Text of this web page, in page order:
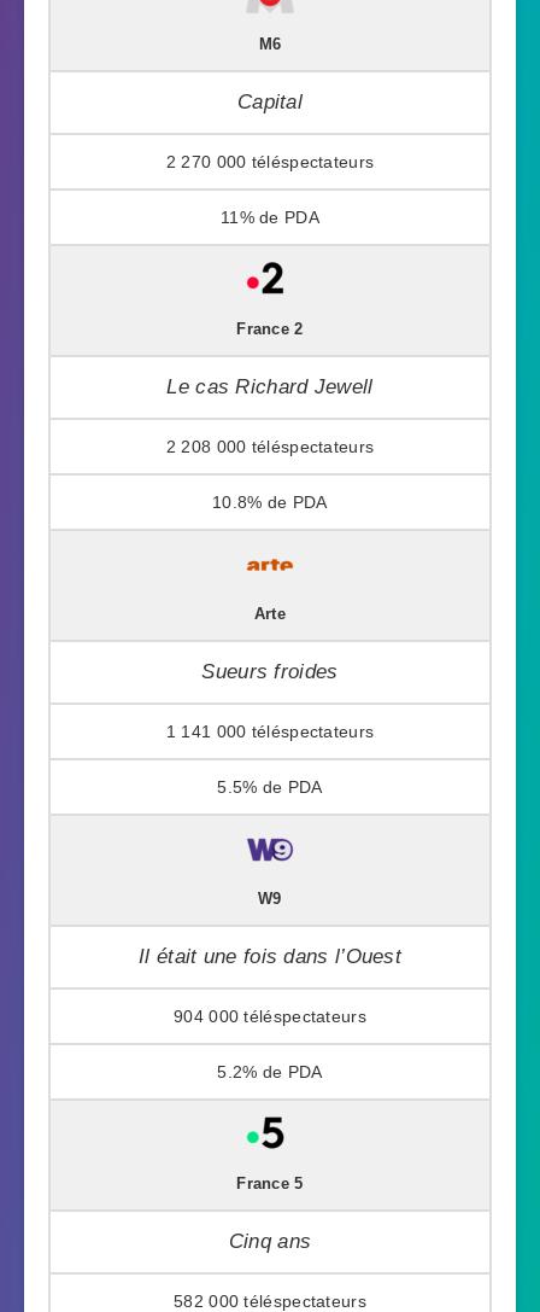
M6
Capital
2 270 000
11%
France 2
Le cas Richard Jewell
2 208 000
10.8%
Arte
Sueurs froides
1 141 000
5.5%
W9
Il était une fois dans l’Ouest
904 000
5.2%
France 5
Cinq ans
582 000